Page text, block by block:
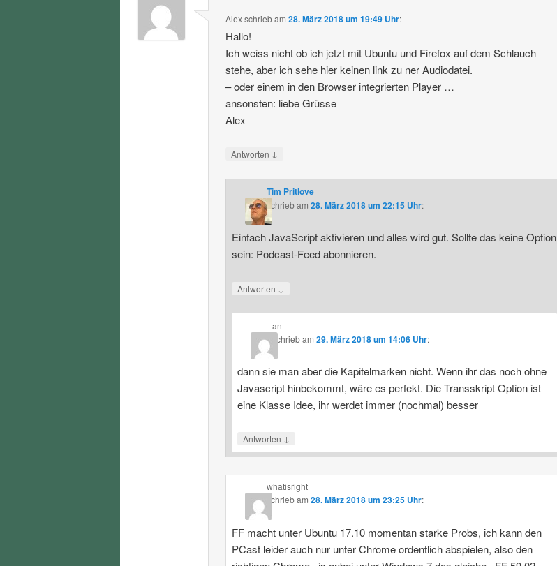
Alexschriebam28. März 2018 um 19:49 Uhr:
Hallo!
Ich weiss nicht ob ich jetzt mit Ubuntu und Firefox auf dem Schlauch
stehe, aber ich sehe hier keinen link zu ner Audiodatei.
– oder einem in den Browser integrierten Player …
ansonsten: liebe Grüsse
Alex
Antworten ↓
Tim Pritlove
schriebam 28. März 2018 um 22:15 Uhr:
Einfach JavaScript aktivieren und alles wird gut. Sollte das keine Option
sein: Podcast-Feed abonnieren.
Antworten ↓
an
schriebam29. März 2018 um 14:06 Uhr:
dann sie man aber die Kapitelmarken nicht. Wenn ihr das noch ohne
Javascript hinbekommt, wäre es perfekt. Die Transskript Option ist
eine Klasse Idee, ihr werdet immer (nochmal) besser
Antworten ↓
whatisright
schriebam 28. März 2018 um 23:25 Uhr:
FF macht unter Ubuntu 17.10 momentan starke Probs, ich kann den
PCast leider auch nur unter Chrome ordentlich abspielen, also den